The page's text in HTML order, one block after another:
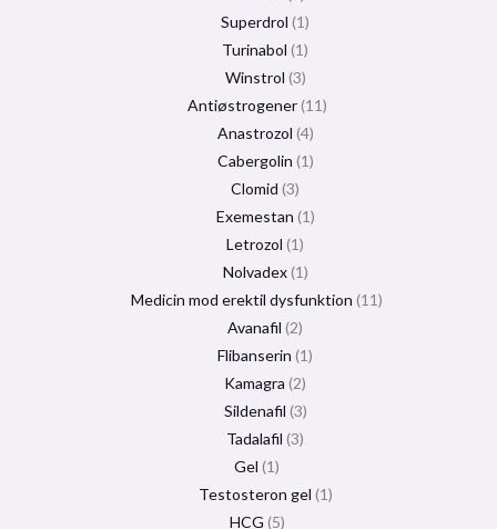
Superdrol 1
Turinabol 1
Winstrol 3
Antiøstrogener 11
Anastrozol 4
Cabergolin 1
Clomid 3
Exemestan 1
Letrozol 1
Nolvadex 1
Medicin mod erektil dysfunktion 11
Avanafil 2
Flibanserin 1
Kamagra 2
Sildenafil 3
Tadalafil 3
Gel 1
Testosteron gel 1
HCG 5